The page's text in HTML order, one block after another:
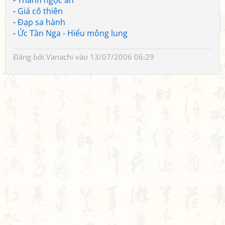
- Giá cô thiên
-Đạp sa hành
- Ức Tần Nga - Hiểu mông lung
Đăng bởi Vanachi vào 13/07/2006 06:29